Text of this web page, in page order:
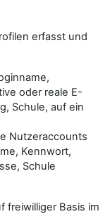
erfasst und
oder reale E-
Schule, auf ein
Nutzeraccounts
Kennwort,
Schule
freiwilliger Basis im